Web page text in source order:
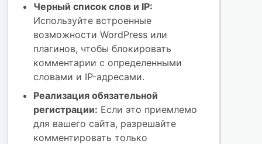
Черный список слов и IP:
Используйте встроенные
возможности WordPress или
плагинов, чтобы блокировать
комментарии с определенными
словами и IP-адресами.
Реализация обязательной
регистрации: Если это приемлемо
для вашего сайта, разрешайте
комментировать только